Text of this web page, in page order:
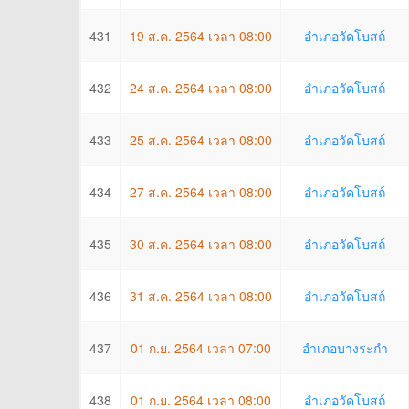
431 19 ส.ค. 2564 เวลา 08:00 อำเภอวัดโบสถ์
432 24 ส.ค. 2564 เวลา 08:00 อำเภอวัดโบสถ์
433 25 ส.ค. 2564 เวลา 08:00 อำเภอวัดโบสถ์
434 27 ส.ค. 2564 เวลา 08:00 อำเภอวัดโบสถ์
435 30 ส.ค. 2564 เวลา 08:00 อำเภอวัดโบสถ์
436 31 ส.ค. 2564 เวลา 08:00 อำเภอวัดโบสถ์
437 01 ก.ย. 2564 เวลา 07:00 อำเภอบางระกำ
438 01 ก.ย. 2564 เวลา 08:00 อำเภอวัดโบสถ์